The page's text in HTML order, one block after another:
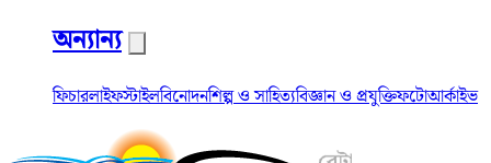
অন্যান্য
ফিচারলাইফস্টাইলবিনোদনশিল্প ও সাহিত্যবিজ্ঞান ও প্রযুক্তিফটোআর্কাইভ